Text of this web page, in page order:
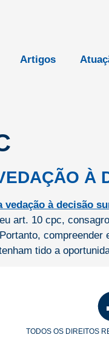
Artigos
À
art. 10 cpc,
tido a
TODOS OS DIREITOS